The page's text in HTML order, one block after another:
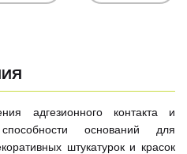
адгезионного контакта и
оснований для
штукатурок и красок